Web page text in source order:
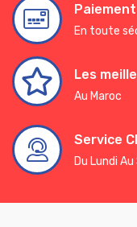
En toute
Les
Au Maroc
Service
Du Lundi